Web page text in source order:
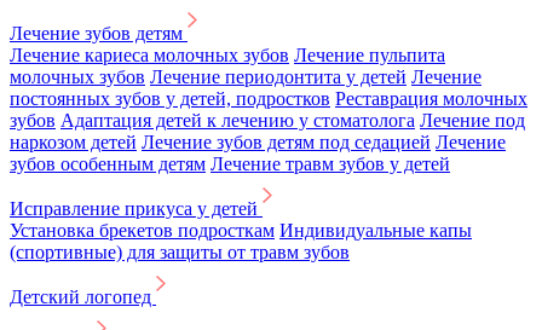
Лечение зубов детям
Лечение кариеса молочных зубов Лечение пульпита
молочных зубов Лечение периодонтита у детей Лечение
постоянных зубов у детей, подростков Реставрация молочных
зубов Адаптация детей к лечению у стоматолога Лечение под
наркозом детей Лечение зубов детям под седацией Лечение
зубов особенным детям Лечение травм зубов у детей
Исправление прикуса у детей
Установка брекетов подросткам Индивидуальные капы
(спортивные) для защиты от травм зубов
Детский логопед